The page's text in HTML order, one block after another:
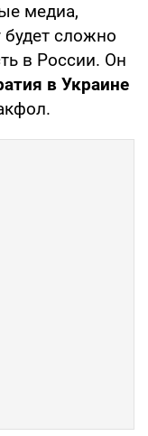
медиа,
сложно
в России. Он
в Украине